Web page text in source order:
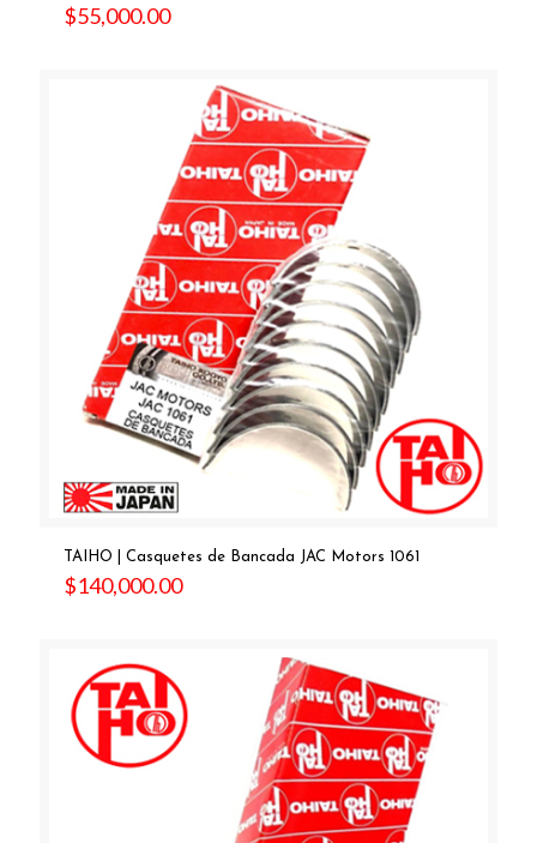
$55,000.00
TAIHO | Casquetes de Bancada JAC Motors 1061
$140,000.00